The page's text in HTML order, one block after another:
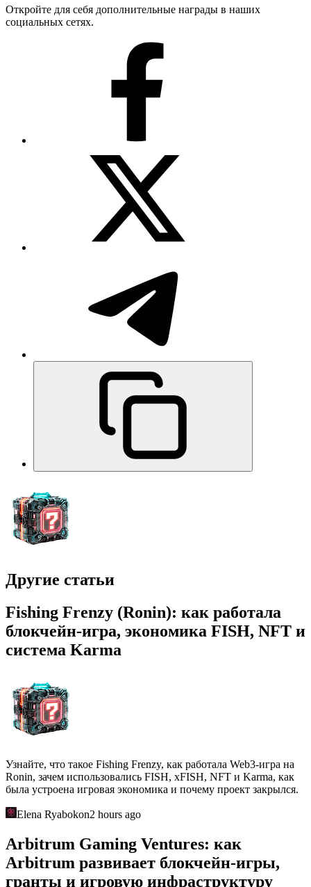
Откройте для себя дополнительные награды в наших
социальных сетях.
Другие статьи
Fishing Frenzy (Ronin): как работала
блокчейн-игра, экономика FISH, NFT и
система Karma
Узнайте, что такое Fishing Frenzy, как работала Web3-игра на
Ronin, зачем использовались FISH, xFISH, NFT и Karma, как
была устроена игровая экономика и почему проект закрылся.
Elena Ryabokon2 hours ago
Arbitrum Gaming Ventures: как
Arbitrum развивает блокчейн-игры,
гранты и игровую инфраструктуру